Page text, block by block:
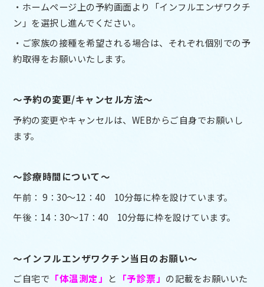
・ホームページ上の予約画面より「インフルエンザワクチ
ン」を選択し進んでください。
・ご家族の接種を希望される場合は、それぞれ個別での予
約取得をお願いいたします。
～予約の変更/キャンセル方法～
予約の変更やキャンセルは、WEBからご自身でお願いし
ます。
～診療時間について～
午前： 9：30～12：40 10分毎に枠を設けています。
午後：14：30～17：40 10分毎に枠を設けています。
～インフルエンザワクチン当日のお願い～
ご自宅で 「体温測定」 と 「予診票」 の記載をお願いいた